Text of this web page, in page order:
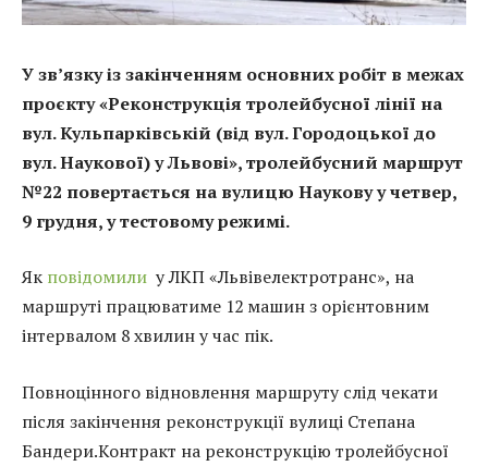
У зв’язку із закінченням основних робіт в межах
проєкту «Реконструкція тролейбусної лінії на
вул. Кульпарківській (від вул. Городоцької до
вул. Наукової) у Львові», тролейбусний маршрут
№22 повертається на вулицю Наукову у четвер,
9 грудня, у тестовому режимі.
Як повідомили у ЛКП «Львівелектротранс», на
маршруті працюватиме 12 машин з орієнтовним
інтервалом 8 хвилин у час пік.
Повноцінного відновлення маршруту слід чекати
після закінчення реконструкції вулиці Степана
Бандери.Контракт на реконструкцію тролейбусної